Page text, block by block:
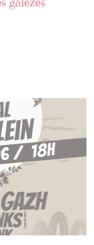
galèzes